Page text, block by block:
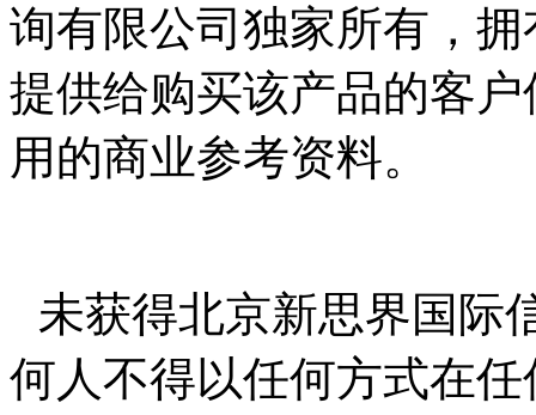
询有限公司独家所有，
提供给购买该产品的客
用的商业参考资料。
未获得北京新思界国际
何人不得以任何方式在